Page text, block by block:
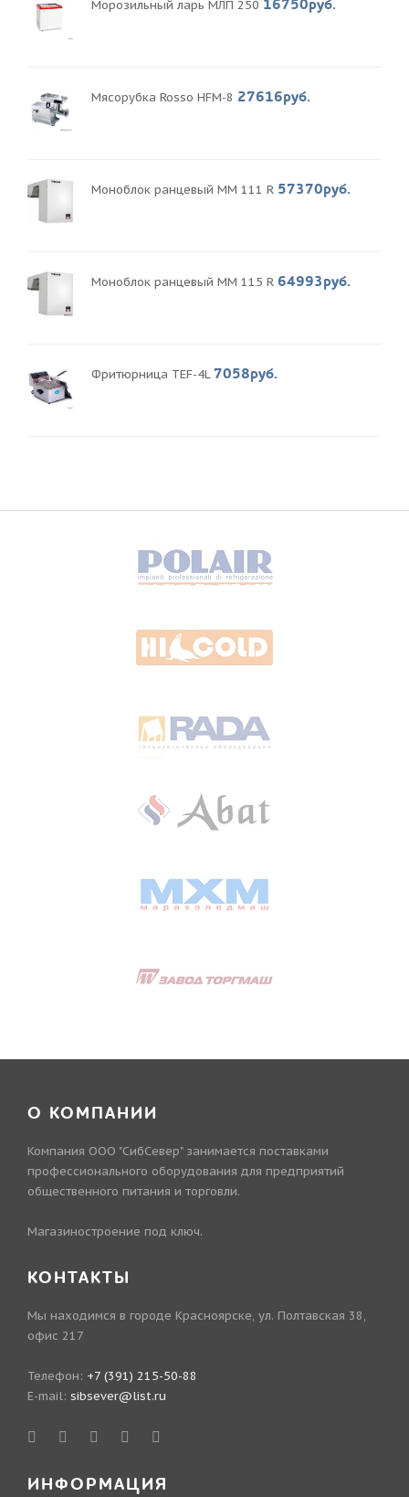
Морозильный ларь МЛП 250 16750руб.
Мясорубка Rosso HFM-8 27616руб.
Моноблок ранцевый MM 111 R 57370руб.
Моноблок ранцевый MM 115 R 64993руб.
Фритюрница TEF-4L 7058руб.
О КОМПАНИИ
Компания ООО "СибСевер" занимается поставками
профессионального оборудования для предприятий
общественного питания и торговли.
Магазиностроение под ключ.
КОНТАКТЫ
Мы находимся в городе Красноярске, ул. Полтавская 38,
офис 217
Телефон: +7 (391) 215-50-88
E-mail: sibsever@list.ru
ИНФОРМАЦИЯ